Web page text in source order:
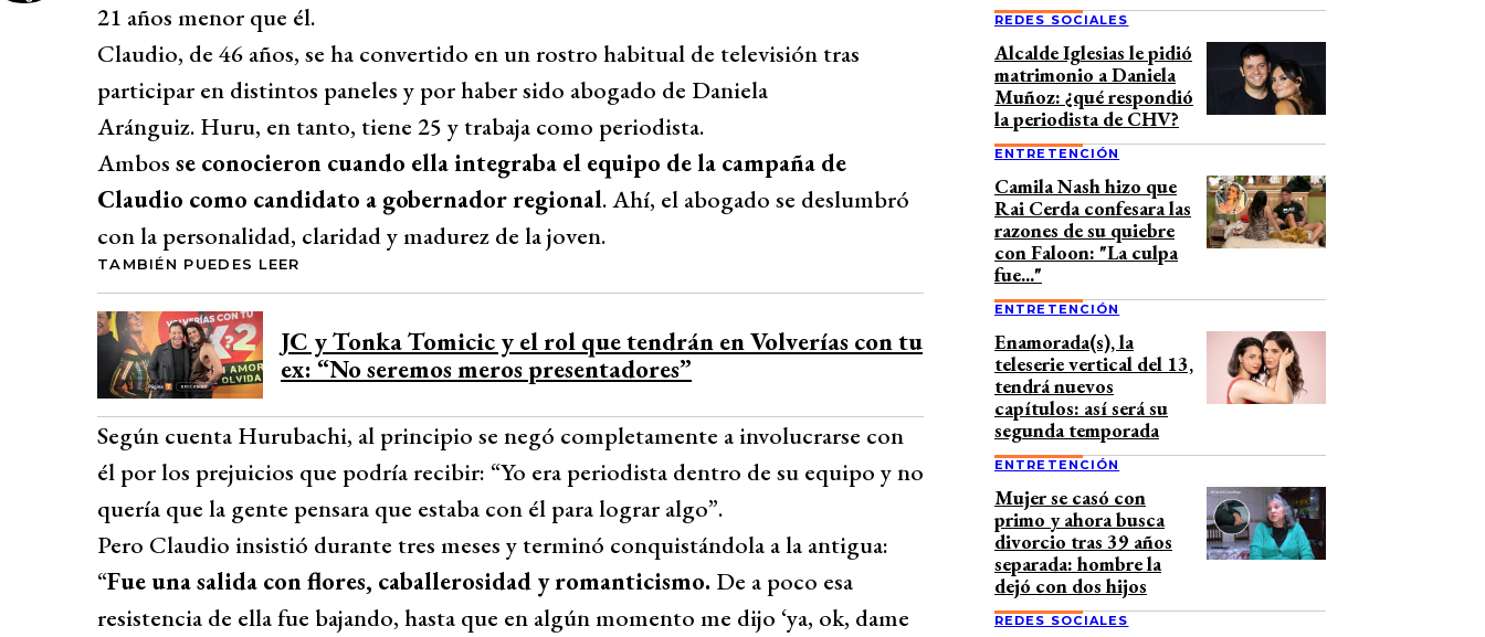
21 años menor que él.
Claudio, de 46 años, se ha convertido en un rostro habitual de televisión tras
participar en distintos paneles y por haber sido abogado de Daniela
Aránguiz. Huru, en tanto, tiene 25 y trabaja como periodista.
Ambos se conocieron cuando ella integraba el equipo de la campaña de
Claudio como candidato a gobernador regional. Ahí, el abogado se deslumbró
con la personalidad, claridad y madurez de la joven.
TAMBIÉN PUEDES LEER
JC y Tonka Tomicic y el rol que tendrán en Volverías con tu
ex: “No seremos meros presentadores”
Según cuenta Hurubachi, al principio se negó completamente a involucrarse con
él por los prejuicios que podría recibir: “Yo era periodista dentro de su equipo y no
quería que la gente pensara que estaba con él para lograr algo”.
Pero Claudio insistió durante tres meses y terminó conquistándola a la antigua:
“Fue una salida con flores, caballerosidad y romanticismo. De a poco esa
resistencia de ella fue bajando, hasta que en algún momento me dijo ‘ya, ok, dame
REDES SOCIALES
Alcalde Iglesias le pidió
matrimonio a Daniela
Muñoz: ¿qué respondió
la periodista de CHV?
ENTRETENCIÓN
Camila Nash hizo que
Rai Cerda confesara las
razones de su quiebre
con Faloon: "La culpa
fue..."
ENTRETENCIÓN
Enamorada(s), la
teleserie vertical del 13,
tendrá nuevos
capítulos: así será su
segunda temporada
ENTRETENCIÓN
Mujer se casó con
primo y ahora busca
divorcio tras 39 años
separada: hombre la
dejó con dos hijos
REDES SOCIALES